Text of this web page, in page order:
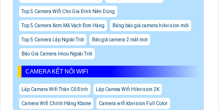
Top 5 Camera Wifi Cho Gia Đình Nên Dùng
Top 5 Camera Xem Mã Vạch Đơn Hàng Bảng báo giá camera hikvision mới
Top 5 Camera Lắp Ngoài Trời Báo giá camera 2 mắt mơi
Báo Giá Camera Imou Ngoài Trời
CAMERA KẾT NỐI WIFI
Lắp Camera Wifi Thân Cố Định Lắp Camea Wifi Hikvision 2K
Camera Wifi Chính Hãng Kbone Camera wifi kbvision Full Color